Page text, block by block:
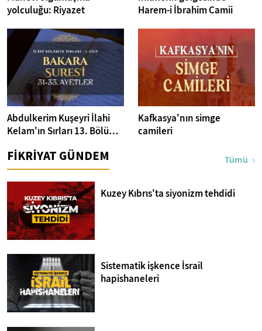
yolculuğu: Riyazet
Harem-i İbrahim Camii
Abdulkerim Kuşeyri İlahi
Kelam'ın Sırları 13. Bölüm I
Ayetler Tefsiri
Kafkasya'nın simge
camileri
FİKRİYAT GÜNDEM Tümü
Kuzey Kıbrıs'ta siyonizm tehdidi
Sistematik işkence İsrail
hapishaneleri